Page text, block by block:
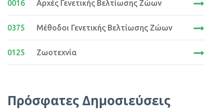
0016 Αρχές Γενετικής Βελτίωσης Ζώων
0375 Μέθοδοι Γενετικής Βελτίωσης Ζώων
0125 Ζωοτεχνία
Πρόσφατες Δημοσιεύσεις